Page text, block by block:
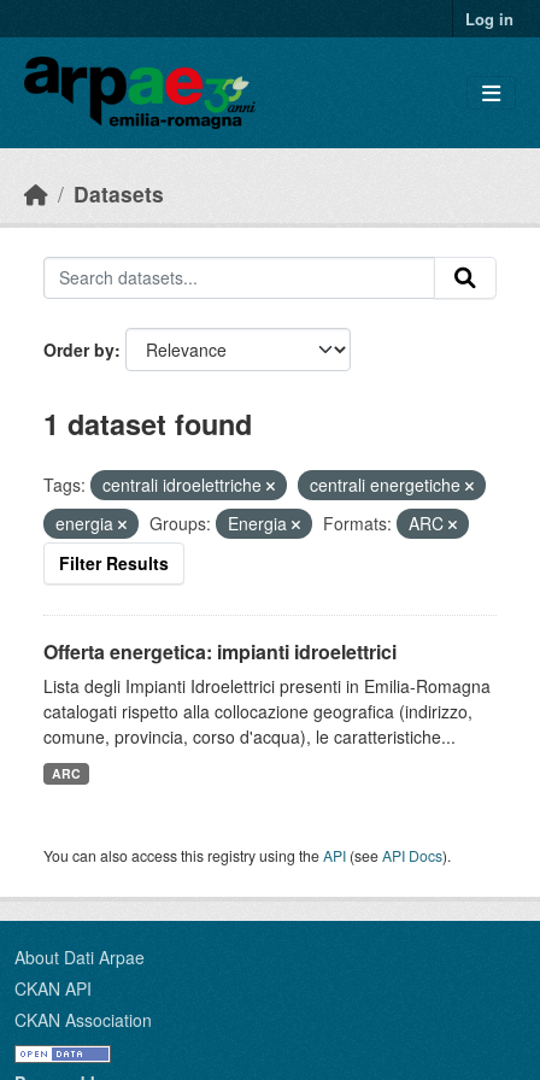
Log in
Datasets
Order by
1 dataset found
Tags: centrali idroelettriche
centrali energetiche
energia
Groups: Energia Formats:
ARC
Filter Results
Offerta energetica: impianti idroelettrici
Lista degli Impianti Idroelettrici presenti in Emilia-Romagna
catalogati rispetto alla collocazione geografica (indirizzo,
comune, provincia, corso d'acqua), le caratteristiche...
ARC
You can also access this registry using theAPI (seeAPI Docs).
About Dati Arpae
CKAN API
CKAN Association